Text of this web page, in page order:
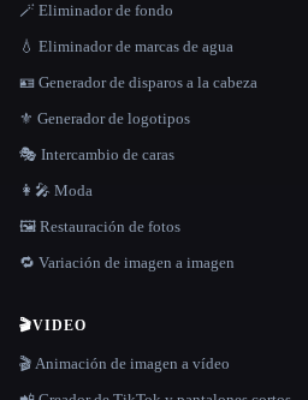
🪄 Eliminador de fondo
💧 Eliminador de marcas de agua
🪪 Generador de disparos a la cabeza
⚜️ Generador de logotipos
🎭 Intercambio de caras
👩‍🎤 Moda
🖼️ Restauración de fotos
🔁 Variación de imagen a imagen
🎬VIDEO
🎬 Animación de imagen a vídeo